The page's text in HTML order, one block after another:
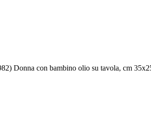
Donna con bambino olio su tavola, cm